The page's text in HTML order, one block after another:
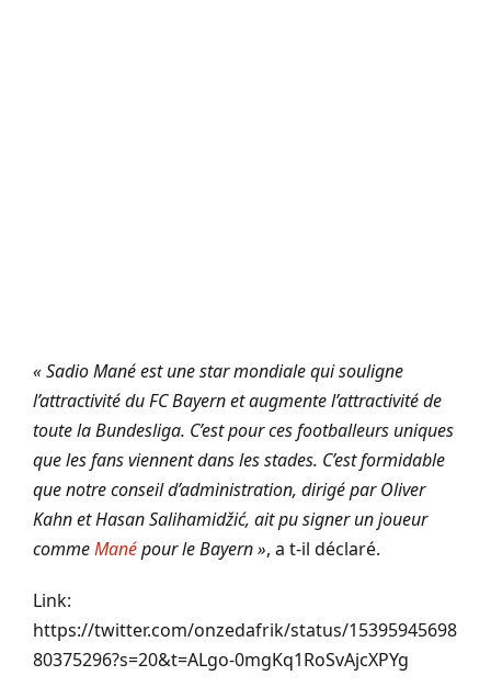
« Sadio Mané est une star mondiale qui souligne
l’attractivité du FC Bayern et augmente l’attractivité de
toute la Bundesliga. C’est pour ces footballeurs uniques
que les fans viennent dans les stades. C’est formidable
que notre conseil d’administration, dirigé par Oliver
Kahn et Hasan Salihamidžić, ait pu signer un joueur
commeManépour le Bayern », a t-il déclaré.
Link:
https://twitter.com/onzedafrik/status/15395945698
80375296?s=20&t=ALgo-0mgKq1RoSvAjcXPYg